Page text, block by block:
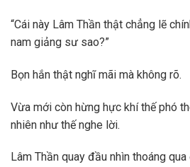
“Cái này Lâm Thần thật chẳng lẽ
nam giảng sư sao?”
Bọn hắn thật nghĩ mãi mà không rõ.
Vừa mới còn hừng hực khí thế phó
nhiên như thế nghe lời.
Lâm Thần quay đầu nhìn thoáng